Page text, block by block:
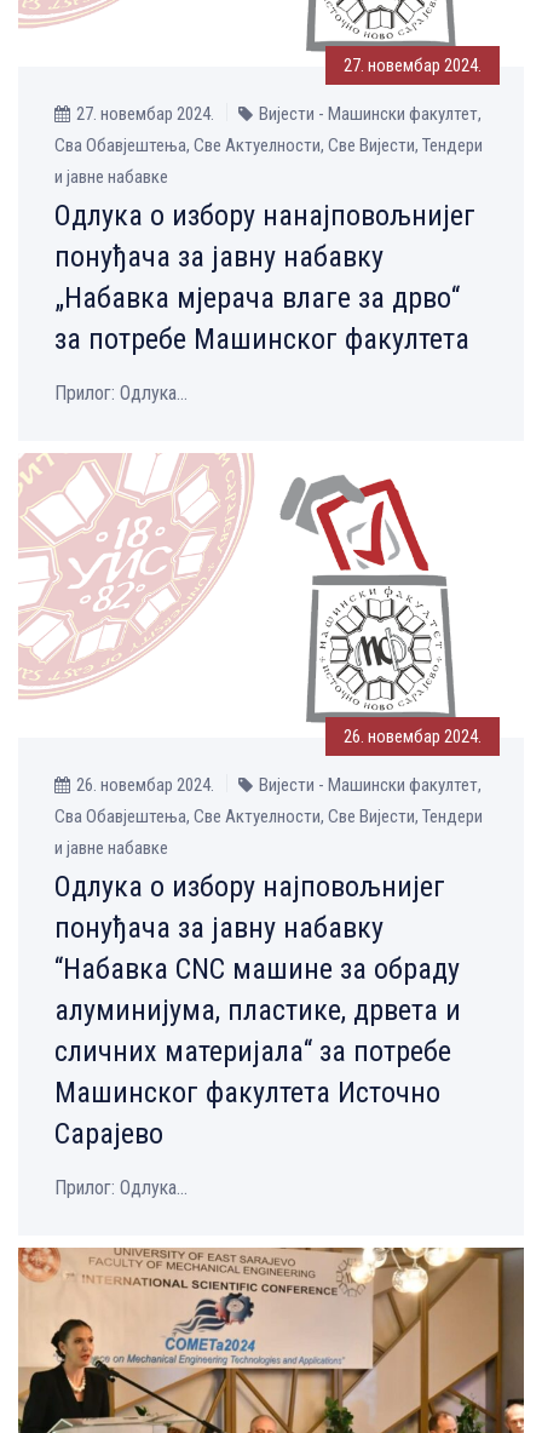
27. новембар 2024.
27. новембар 2024.
Вијести - Машински факултет,
Сва Обавјештења, Све Aктуелности, Све Вијести, Тендери
и јавне набавке
Одлука о избору нанајповољнијег
понуђача за јавну набавку
„Набавка мјерача влаге за дрво“
за потребе Машинског факултета
Прилог: Одлука...
26. новембар 2024.
26. новембар 2024.
Вијести - Машински факултет,
Сва Обавјештења, Све Aктуелности, Све Вијести, Тендери
и јавне набавке
Одлука о избору најповољнијег
понуђача за јавну набавку
“Набавка CNC машине за обраду
алуминијума, пластике, дрвета и
сличних материјала“ за потребе
Машинског факултета Источно
Сарајево
Прилог: Одлука...